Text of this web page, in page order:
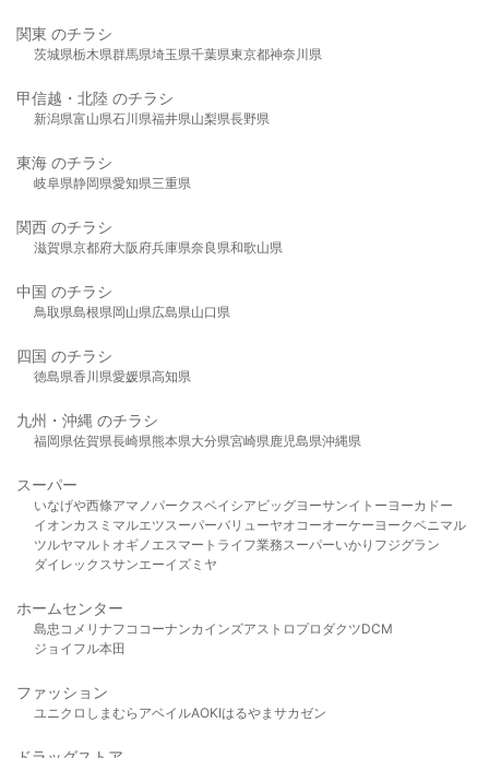
関東 のチラシ
茨城県栃木県群馬県埼玉県千葉県東京都神奈川県
甲信越・北陸 のチラシ
新潟県富山県石川県福井県山梨県長野県
東海 のチラシ
岐阜県静岡県愛知県三重県
関西 のチラシ
滋賀県京都府大阪府兵庫県奈良県和歌山県
中国 のチラシ
鳥取県島根県岡山県広島県山口県
四国 のチラシ
徳島県香川県愛媛県高知県
九州・沖縄 のチラシ
福岡県佐賀県長崎県熊本県大分県宮崎県鹿児島県沖縄県
スーパー
いなげや西條アマノパークスベイシア ビッグヨーサンイトーヨーカドー
イオンカスミ マルエツスーパーバリューヤオコーオーケー ヨークベニマル
ツルヤマルト オギノ エスマート ライフ業務スーパーいかり フジグラン
ダイレックスサンエーイズミヤ
ホームセンター
島忠 コメリ ナフコ コーナンカインズアストロプロダクツDCM
ジョイフル本田
ファッション
ユニクロ しまむら アベイルAOKIはるやま サカゼン